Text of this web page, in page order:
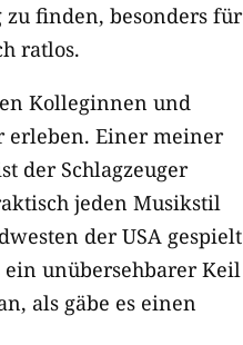
finden, besonders für
ratlos.
Kolleginnen und
erleben. Einer meiner
der Schlagzeuger
jeden Musikstil
der USA gespielt
unübersehbarer Keil
als gäbe es einen